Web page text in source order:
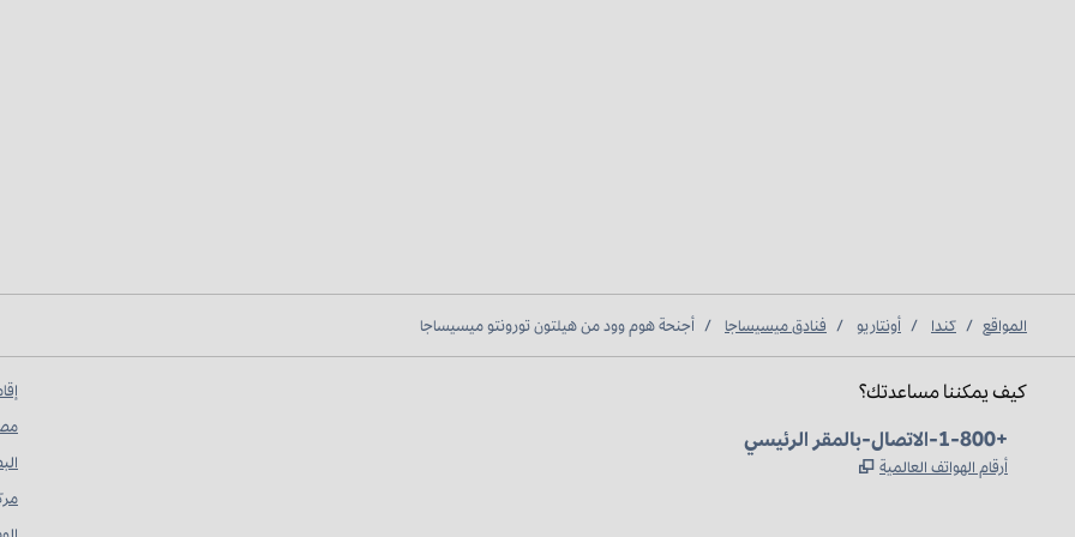
المواقع / كندا / أونتاريو / فنادق ميسيساجا / أجنحة هوم وود من هيلتون تورونتو ميسيساجا
كيف يمكننا مساعدتك؟
الهاتف:
+1-800-الاتصال-بالمقر الرئيسي
أرقام الهواتف العالمية